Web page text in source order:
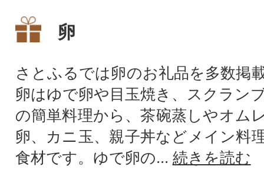
卵
さとふるでは卵のお礼品を多数掲
卵はゆで卵や目玉焼き、スクラン
の簡単料理から、茶碗蒸しやオム
卵、カニ玉、親子丼などメイン料
食材です。ゆで卵の... 続きを読む